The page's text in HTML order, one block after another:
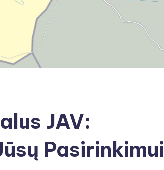
JAV:
Pasirinkimui